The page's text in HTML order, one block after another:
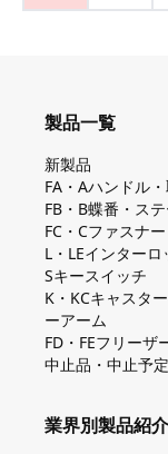
製品一覧
新製品
FA・Aハンドル
FB・B蝶番・ス
FC・Cファスナ
L・LEインターロ
Sキースイッチ
K・KCキャスタ
ーアーム
FD・FEフリーザ
中止品・中止予
業界別製品紹介